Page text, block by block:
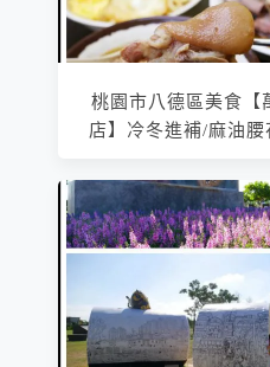
桃園市八德區美食【
店】冷冬進補/麻油